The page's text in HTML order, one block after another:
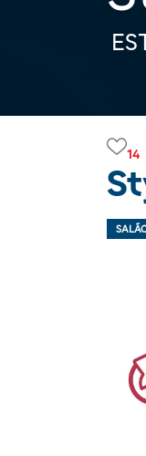
14